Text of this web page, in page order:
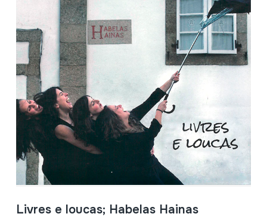
Livres e loucas; Habelas Hainas